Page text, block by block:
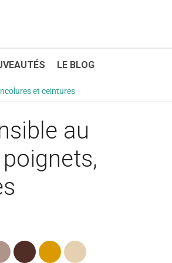
LE BLOG
et ceintures
au
MarronCaramelBeige